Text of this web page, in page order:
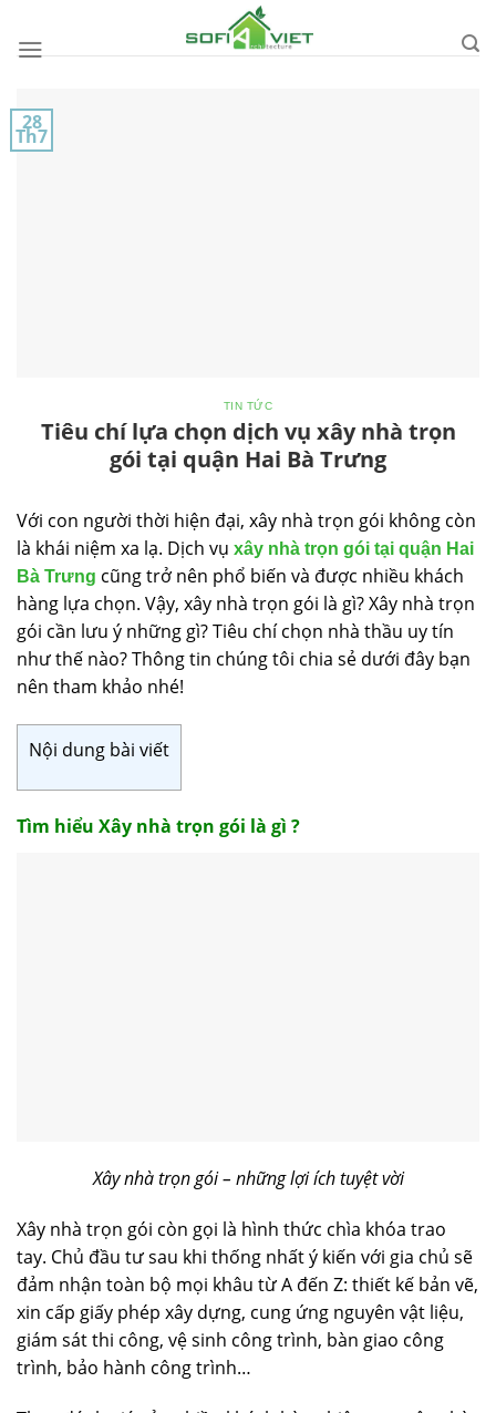
content
28
Th7
TIN TỨC
Tiêu chí lựa chọn dịch vụ xây nhà trọn
gói tại quận Hai Bà Trưng
Với con người thời hiện đại, xây nhà trọn gói không còn
là khái niệm xa lạ. Dịch vụ xây nhà trọn gói tại quận Hai
Bà Trưng cũng trở nên phổ biến và được nhiều khách
hàng lựa chọn. Vậy, xây nhà trọn gói là gì? Xây nhà trọn
gói cần lưu ý những gì? Tiêu chí chọn nhà thầu uy tín
như thế nào? Thông tin chúng tôi chia sẻ dưới đây bạn
nên tham khảo nhé!
Nội dung bài viết
Tìm hiểu Xây nhà trọn gói là gì ?
Xây nhà trọn gói – những lợi ích tuyệt vời
Xây nhà trọn gói còn gọi là hình thức chìa khóa trao
tay. Chủ đầu tư sau khi thống nhất ý kiến với gia chủ sẽ
đảm nhận toàn bộ mọi khâu từ A đến Z: thiết kế bản vẽ,
xin cấp giấy phép xây dựng, cung ứng nguyên vật liệu,
giám sát thi công, vệ sinh công trình, bàn giao công
trình, bảo hành công trình…